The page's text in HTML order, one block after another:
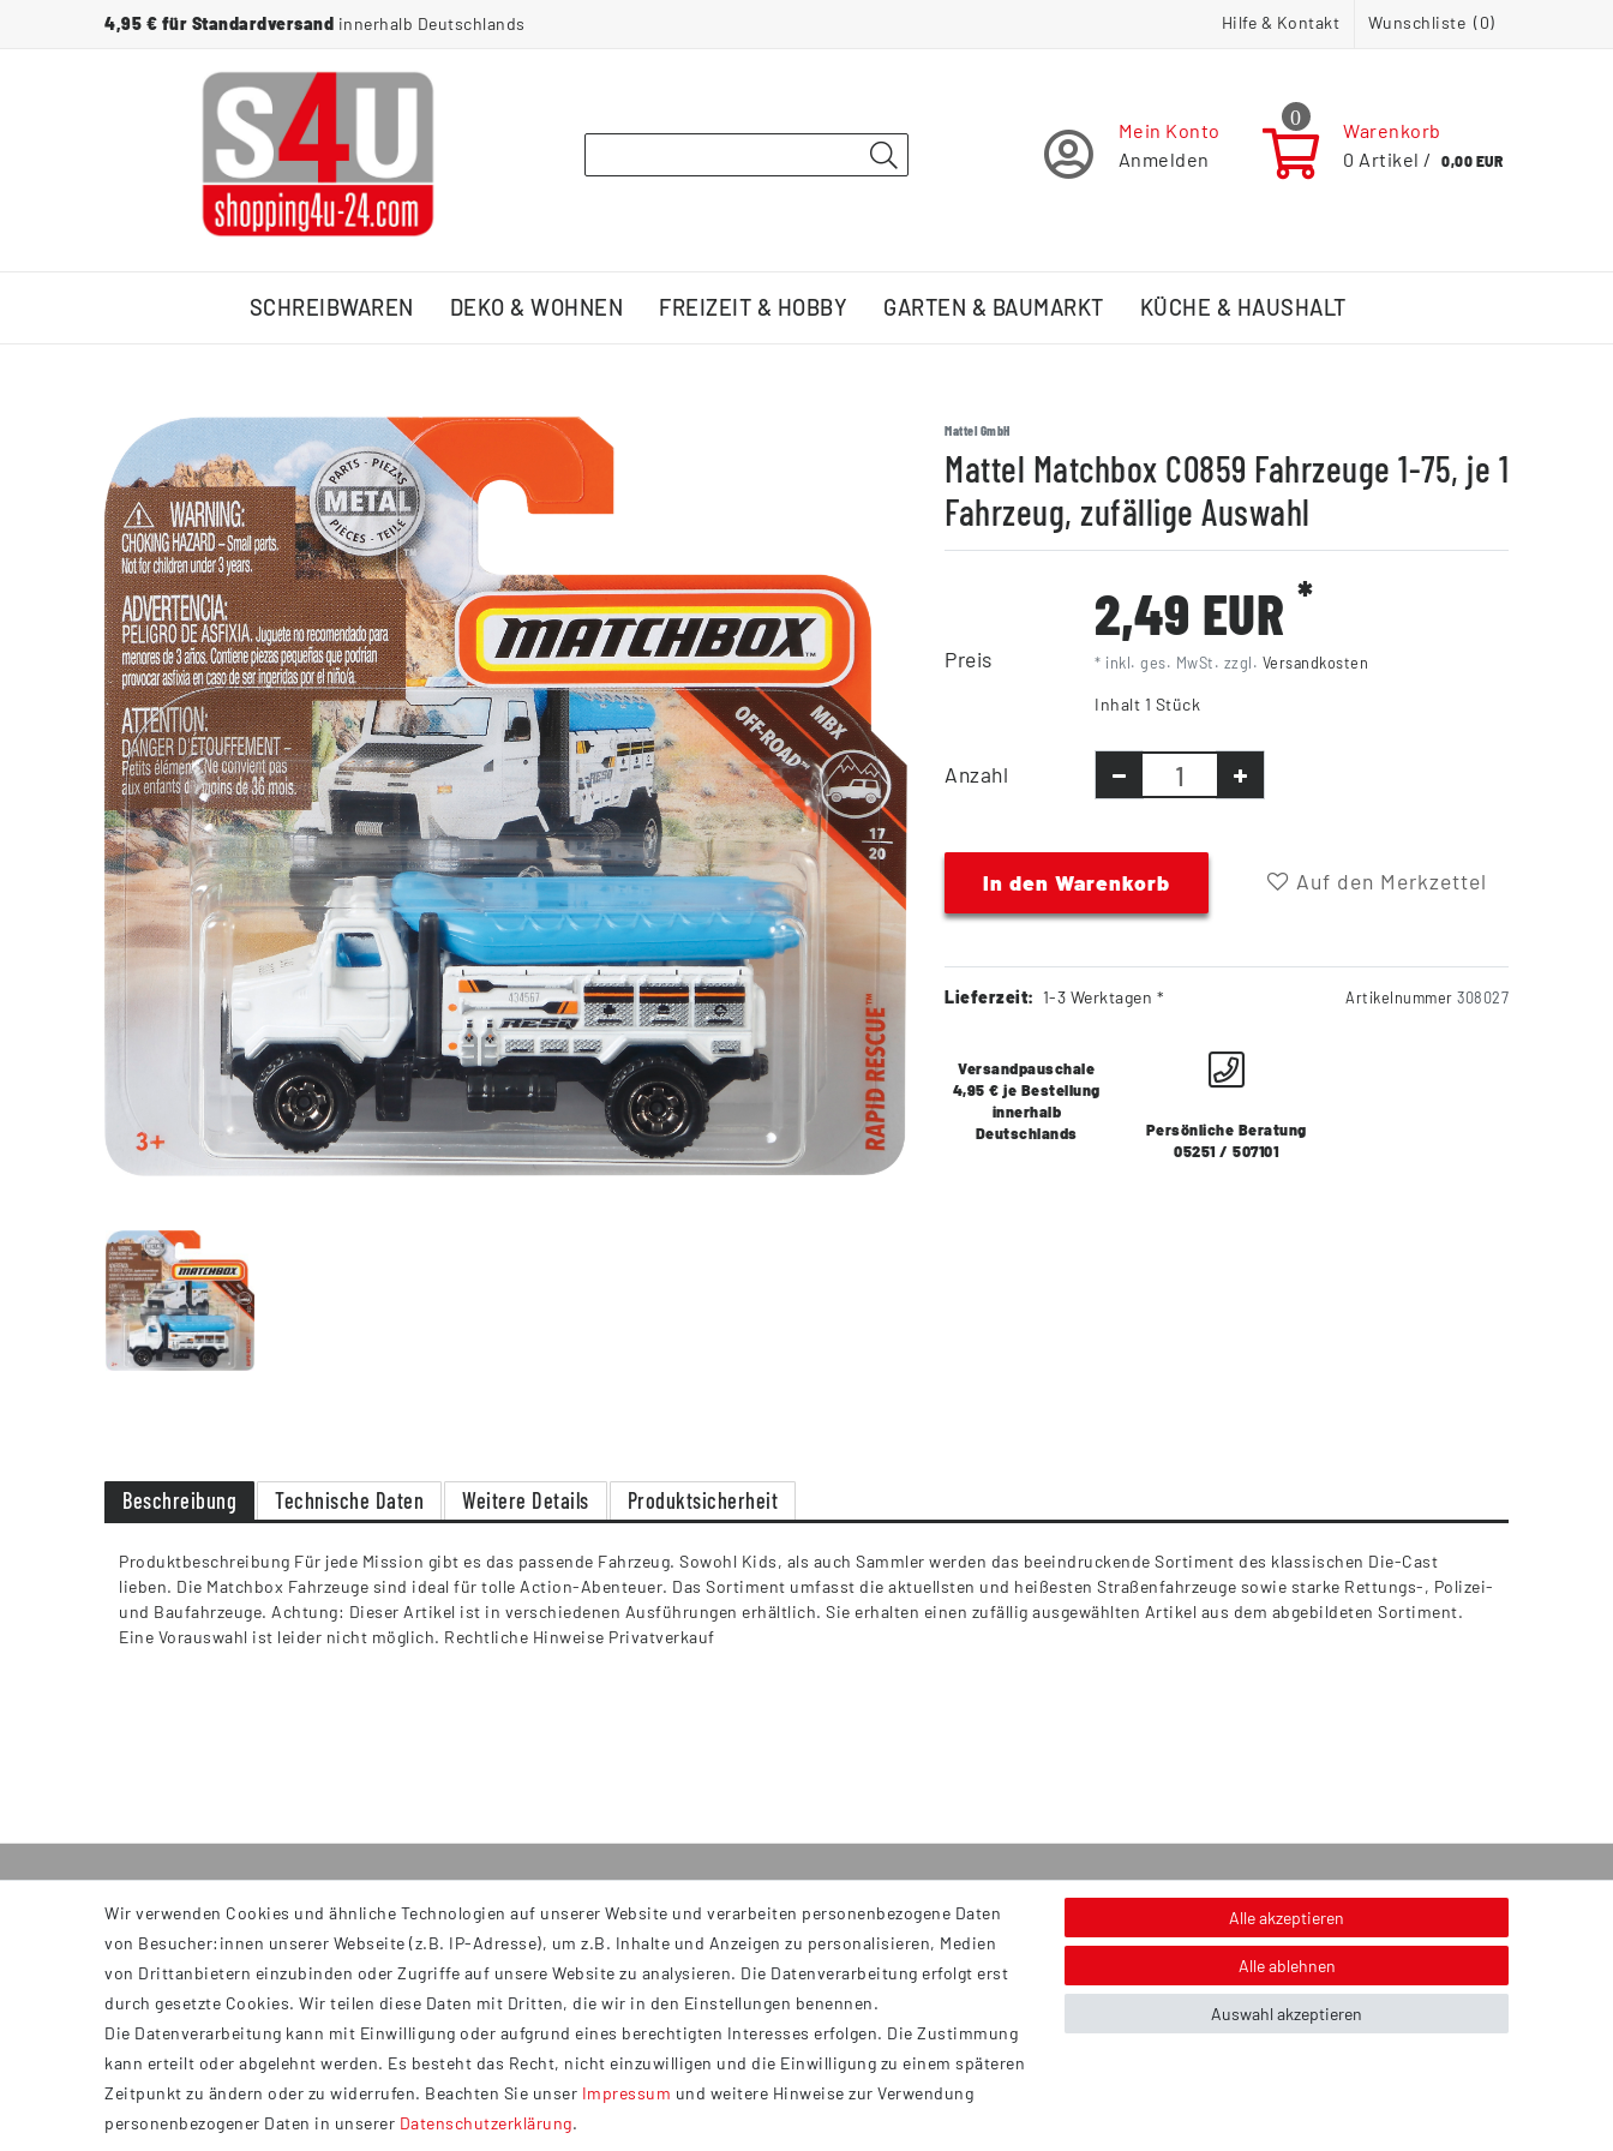
4,95 € für Standardversand innerhalb Deutschlands Hilfe & Kontakt Wunschliste (0)
Mein Konto
Anmelden
0
Warenkorb
0 Artikel / 0,00 EUR
SCHREIBWAREN DEKO & WOHNEN FREIZEIT & HOBBY GARTEN & BAUMARKT KÜCHE & HAUSHALT
Mattel GmbH
Mattel Matchbox C0859 Fahrzeuge 1-75, je 1
Fahrzeug, zufällige Auswahl
Preis
2,49 EUR *
* inkl. ges. MwSt. zzgl. Versandkosten
Inhalt 1 Stück
Anzahl
In den Warenkorb Auf den Merkzettel
Lieferzeit: 1-3 Werktagen * Artikelnummer 308027
Versandpauschale
4,95 € je Bestellung
innerhalb
Deutschlands
Persönliche Beratung
05251 / 507101
Beschreibung Technische Daten Weitere Details Produktsicherheit
Produktbeschreibung Für jede Mission gibt es das passende Fahrzeug. Sowohl Kids, als auch Sammler werden das beeindruckende Sortiment des klassischen Die-Cast
lieben. Die Matchbox Fahrzeuge sind ideal für tolle Action-Abenteuer. Das Sortiment umfasst die aktuellsten und heißesten Straßenfahrzeuge sowie starke Rettungs-, Polizei-
und Baufahrzeuge. Achtung: Dieser Artikel ist in verschiedenen Ausführungen erhältlich. Sie erhalten einen zufällig ausgewählten Artikel aus dem abgebildeten Sortiment.
Eine Vorauswahl ist leider nicht möglich. Rechtliche Hinweise Privatverkauf
INFORMATIONEN
AGB
Impressum
Datenschutzerklärung
Widerrufsrecht
Barrierefreiheit
Service
Kontakt
Versand
Zahlung
Vertrag widerrufen
Hinweis zur Entsorgung von Altbatterien & Altöl
Bildnachweis
Wir verwenden Cookies und ähnliche Technologien auf unserer Website und verarbeiten personenbezogene Daten
von Besucher:innen unserer Webseite (z.B. IP-Adresse), um z.B. Inhalte und Anzeigen zu personalisieren, Medien
von Drittanbietern einzubinden oder Zugriffe auf unsere Website zu analysieren. Die Datenverarbeitung erfolgt erst
durch gesetzte Cookies. Wir teilen diese Daten mit Dritten, die wir in den Einstellungen benennen.
Die Datenverarbeitung kann mit Einwilligung oder aufgrund eines berechtigten Interesses erfolgen. Die Zustimmung
kann erteilt oder abgelehnt werden. Es besteht das Recht, nicht einzuwilligen und die Einwilligung zu einem späteren
Zeitpunkt zu ändern oder zu widerrufen. Beachten Sie unser Impressum und weitere Hinweise zur Verwendung
personenbezogener Daten in unserer Daten­schutz­erklärung.
Alle akzeptieren
Alle ablehnen
Auswahl akzeptieren